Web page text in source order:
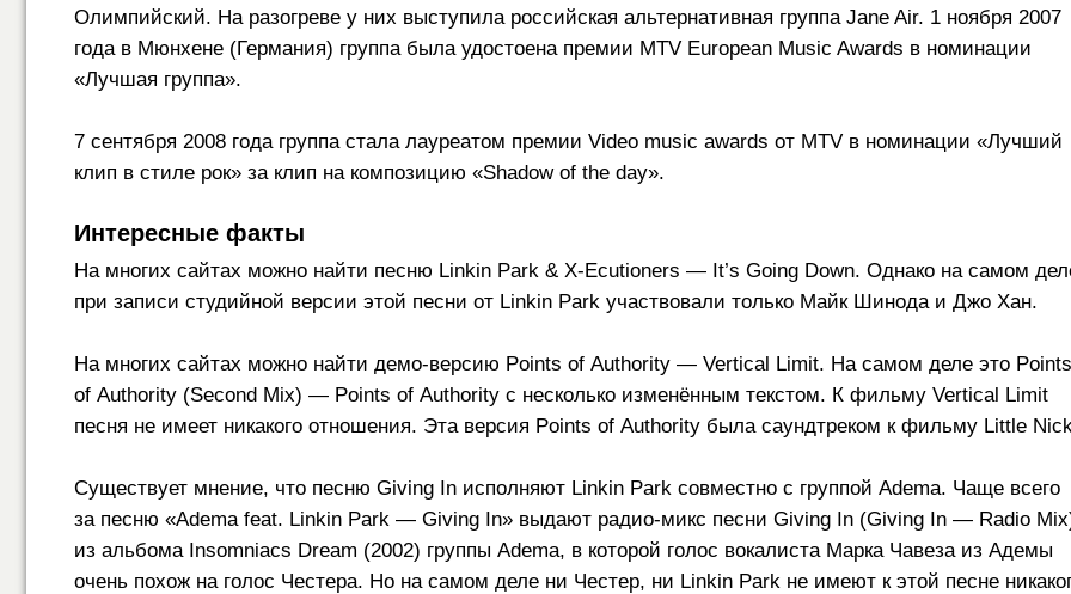
Олимпийский. На разогреве у них выступила российская альтернативная группа Jane Air. 1 ноября 2007
года в Мюнхене (Германия) группа была удостоена премии MTV European Music Awards в номинации
«Лучшая группа».
7 сентября 2008 года группа стала лауреатом премии Video music awards от MTV в номинации «Лучший
клип в стиле рок» за клип на композицию «Shadow of the day».
Интересные факты
На многих сайтах можно найти песню Linkin Park & X-Ecutioners — It’s Going Down. Однако на самом
при записи студийной версии этой песни от Linkin Park участвовали только Майк Шинода и Джо Хан.
На многих сайтах можно найти демо-версию Points of Authority — Vertical Limit. На самом деле это Points
of Authority (Second Mix) — Points of Authority с несколько изменённым текстом. К фильму Vertical Limit
песня не имеет никакого отношения. Эта версия Points of Authority была саундтреком к фильму Little
Существует мнение, что песню Giving In исполняют Linkin Park совместно с группой Adema. Чаще всего
за песню «Adema feat. Linkin Park — Giving In» выдают радио-микс песни Giving In (Giving In — Radio
из альбома Insomniacs Dream (2002) группы Adema, в которой голос вокалиста Марка Чавеза из Адемы
очень похож на голос Честера. Но на самом деле ни Честер, ни Linkin Park не имеют к этой песне